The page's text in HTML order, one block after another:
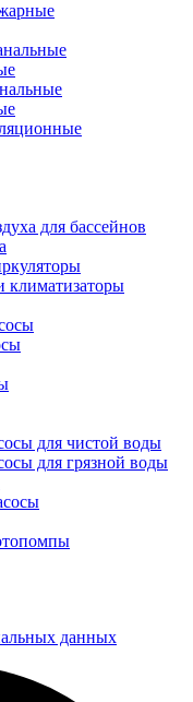
для бассейнов
климатизаторы
для чистой воды
для грязной воды
данных